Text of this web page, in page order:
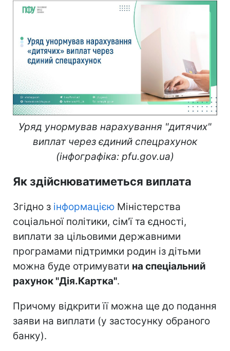
Уряд унормував нарахування "дитячих"
виплат через єдиний спецрахунок
(інфографіка: pfu.gov.ua)
Як здійснюватиметься виплата
Згідно з інформацією Міністерства
соціальної політики, сім'ї та єдності,
виплати за цільовими державними
програмами підтримки родин із дітьми
можна буде отримувати на спеціальний
рахунок "Дія.Картка".
Причому відкрити її можна ще до подання
заяви на виплати (у застосунку обраного
банку).